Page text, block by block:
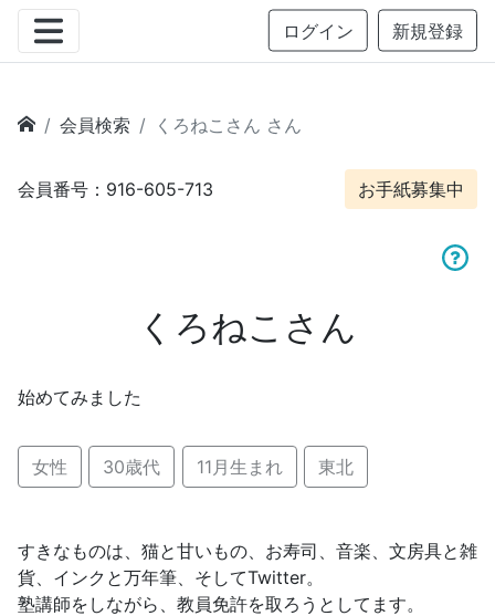
ログイン 新規登録
会員検索 くろねこさん さん
会員番号：916-605-713 お手紙募集中
くろねこさん
始めてみました
女性 30歳代 11月生まれ 東北
すきなものは、猫と甘いもの、お寿司、音楽、文房具と雑
貨、インクと万年筆、そしてTwitter。
塾講師をしながら、教員免許を取ろうとしてます。